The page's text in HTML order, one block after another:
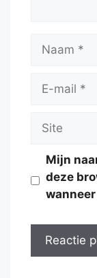
Naam
Site
Mijn
deze